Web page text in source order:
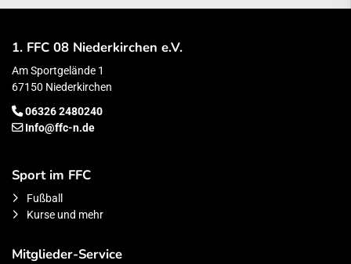
1. FFC 08 Niederkirchen e.V.
Am Sportgelände 1
67150 Niederkirchen
06326 2480240
Info@ffc-n.de
Sport im FFC
Fußball
Kurse und mehr
Mitglieder-Service